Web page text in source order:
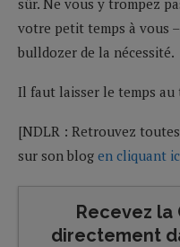
votre petit temps à vous
bulldozer de la nécessité.
Il faut laisser le temps au
[NDLR : Retrouvez
sur son blog en cliquant
Recevez la
directement